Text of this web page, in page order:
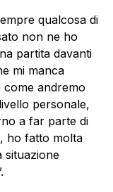
qualcosa di
non ne ho
partita davanti
mi manca
andremo
personale,
a far parte di
ho fatto molta
situazione